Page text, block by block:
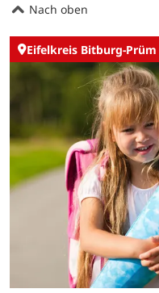
Nach oben
Eifelkreis Bitburg-Prüm